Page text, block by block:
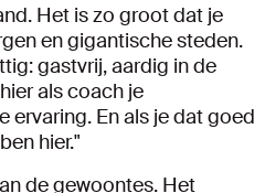
Het is zo groot dat je
en gigantische steden.
gastvrij, aardig in de
als coach je
ervaring. En als je dat goed
hier."
de gewoontes. Het